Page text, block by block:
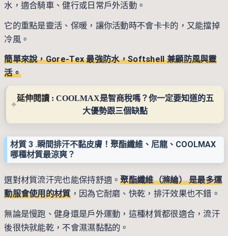
水，適合騎車、健行或日常戶外活動。
它的重點是靈活、保暖，讓你活動時不會卡卡的，又能擋掉
冷風。
簡單來說，Gore-Tex 最強防水，Softshell 兼顧防風與靈
活。
延伸閱讀 : COOLMAX是智商稅嗎？你一定要知道的五
大優勢跟三個缺點
材質 3 .瞬間排汗不黏皮膚！聚酯纖維、尼龍、COOLMAX
哪種材質最涼爽？
選對材質流汗完也能保持舒適。聚酯纖維（滌綸） 是最多運
動服會使用的材質，因為它耐磨、快乾，排汗效果也不錯。
無論是慢跑、健身還是戶外運動，這種材質都很適合，流汗
後很快就能乾，不會濕濕黏黏的。